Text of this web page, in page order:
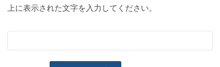
上に表示された文字を入力してください。